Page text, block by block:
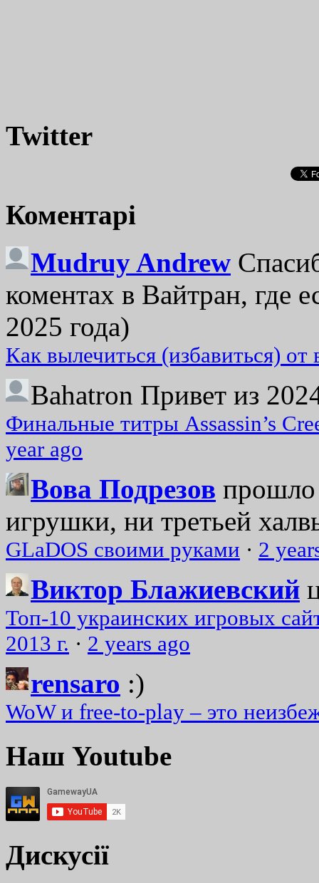
Twitter
Коментарі
Mudruy Andrew
коментах в Вайтран, где
2025 года)
Как вылечиться (избавиться)
Bahatron Привет из
Финальные титры Assassin’s
year ago
Вова Подрезов прошло
игрушки, ни третьей
GLaDOS своими руками · 2
Виктор Блажиевский
Топ-10 украинских игровых
2013 г. · 2 years ago
rensaro :)
WoW и free-to-play – это
Наш Youtube
Дискусії